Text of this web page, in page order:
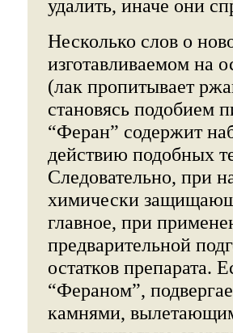
удалить, иначе они
Несколько слов о
изготавливаемом на
(лак пропитывает
становясь подобием
“Феран” содержит
действию подобных
Следовательно, при
химически
главное, при
предварительной
остатков препарата.
“Фераном”,
камнями,